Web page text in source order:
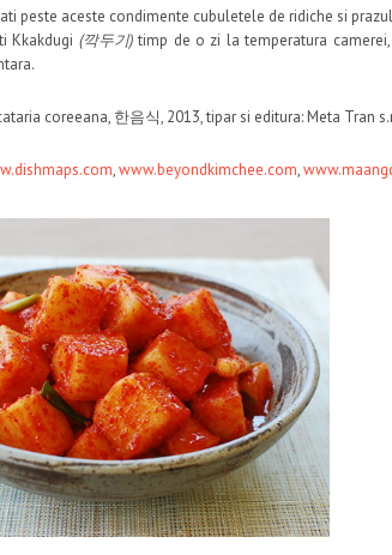
peste aceste condimente cubuletele de ridiche si
Kkakdugi (깍두기)timp de o zi la temperatura
coreeana, 한음식, 2013, tipar si editura: Meta Tran
,www.beyondkimchee.com,